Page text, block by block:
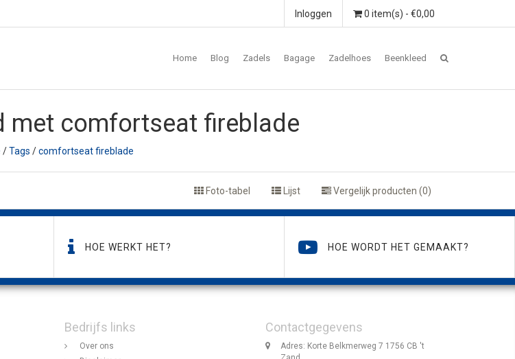
0 item(s) - €0,00
Inloggen
Home Blog Zadels Bagage Zadelhoes Beenkleed
met comfortseat fireblade
/Tags /comfortseat fireblade
Foto-tabel Lijst Vergelijk producten (0)
HOE WERKT HET? HOE WORDT HET GEMAAKT?
Bedrijfs links
Over ons
Contactgegevens
Adres: Korte Belkmerweg 7 1756 CB 't